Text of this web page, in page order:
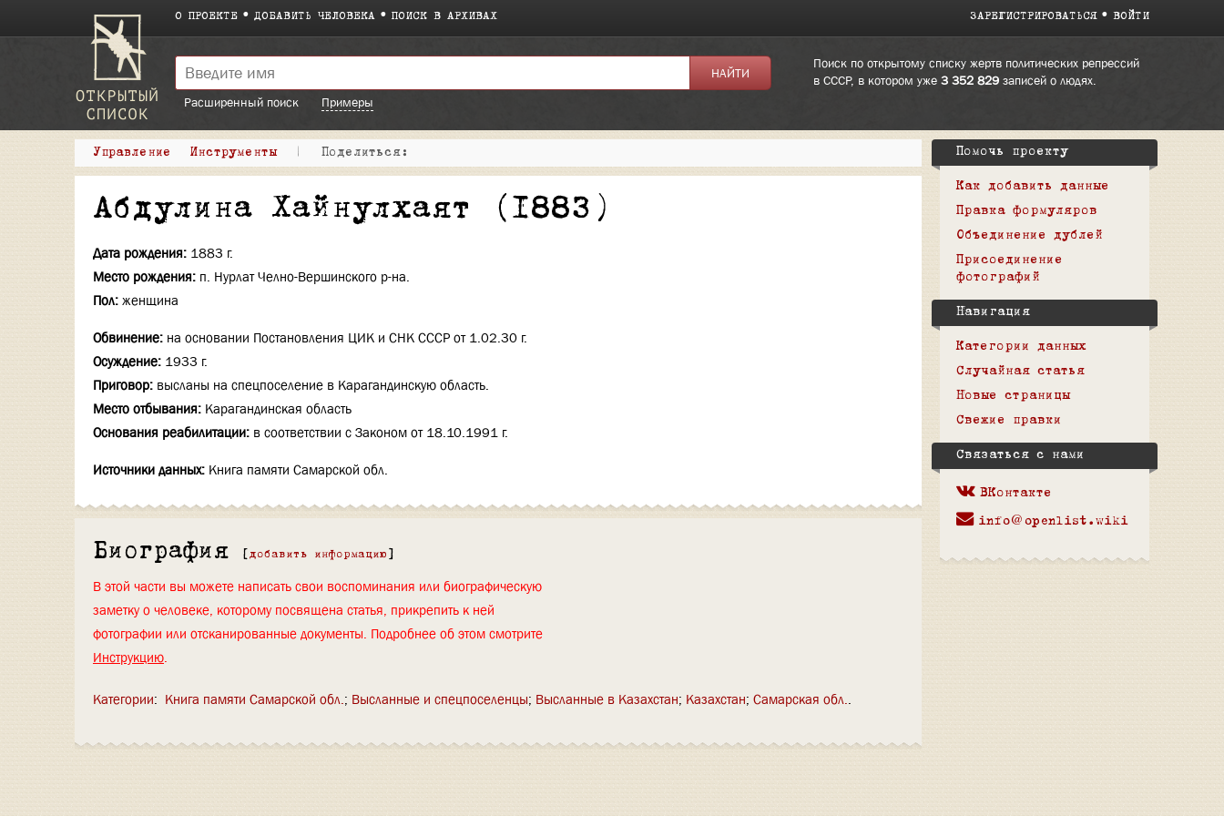
О ПРОЕКТЕ ДОБАВИТЬ ЧЕЛОВЕКА ПОИСК В АРХИВАХ ЗАРЕГИСТРИРОВАТЬСЯ ВОЙТИ
Поиск по открытому списку жертв политических репрессий
в СССР, в котором уже 3 352 829записей о людях.
Расширенный поиск
Примеры
Управление Инструменты | Поделиться:
Абдулина Хайнулхаят (1883)
Дата рождения: 1883 г.
Место рождения: п. Нурлат Челно-Вершинского р-на.
Пол: женщина
Обвинение: на основании Постановления ЦИК и СНК СССР от 1.02.30 г.
Осуждение: 1933 г.
Приговор: высланы на спецпоселение в Карагандинскую область.
Место отбывания: Карагандинская область
Основания реабилитации: в соответствии с Законом от 18.10.1991 г.
Источники данных: Книга памяти Самарской обл.
Биография [ добавить информацию ]
В этой части вы можете написать свои воспоминания или биографическую
заметку о человеке, которому посвящена статья, прикрепить к ней
фотографии или отсканированные документы. Подробнее об этом смотрите
Инструкцию.
Категории: Книга памяти Самарской обл. Высланные и спецпоселенцы Высланные в Казахстан Казахстан Самарская обл.
Помочь проекту
Как добавить данные
Правка формуляров
Объединение дублей
Присоединение
фотографий
Навигация
Категории данных
Случайная статья
Новые страницы
Свежие правки
Связаться с нами
ВКонтакте
info@openlist.wiki